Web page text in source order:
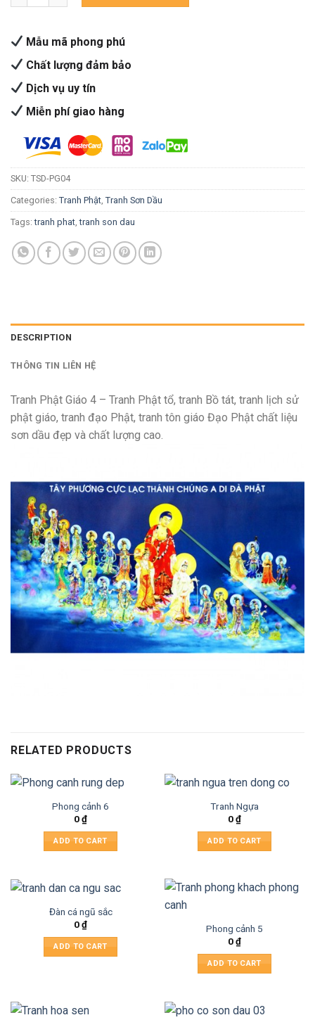
Mẫu mã phong phú
Chất lượng đảm bảo
Dịch vụ uy tín
Miễn phí giao hàng
SKU: TSD-PG04
Categories: Tranh Phật Tranh Sơn Dầu
Tags:tranh phat ,tranh son dau
DESCRIPTION
THÔNG TIN LIÊN HỆ
Tranh Phật Giáo 4 – Tranh Phật tổ, tranh Bồ tát, tranh lịch sử
phật giáo, tranh đạo Phật, tranh tôn giáo Đạo Phật chất liệu
sơn dầu đẹp và chất lượng cao.
RELATED PRODUCTS
Phong cảnh 6
0₫
ADD TO CART
Tranh Ngựa
0₫
ADD TO CART
Đàn cá ngũ sắc
0₫
ADD TO CART
Phong cảnh 5
0₫
ADD TO CART